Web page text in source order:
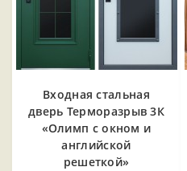
Входная cтальная
дверь Терморазрыв 3К
«Олимп с окном и
английской
решеткой»